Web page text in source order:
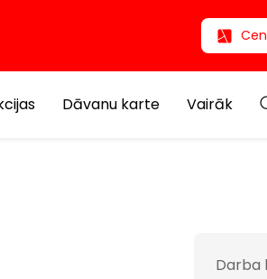
Dāvanu karte Vairāk
Darba